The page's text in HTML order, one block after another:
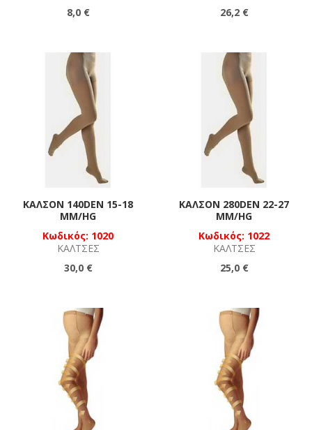
8,0 €
26,2 €
ΚΑΛΣΌΝ 140DEN 15-18
MM/HG
Κωδικός: 1020
ΚΆΛΤΣΕΣ
30,0 €
ΚΑΛΣΌΝ 280DEN 22-27
MM/HG
Κωδικός: 1022
ΚΆΛΤΣΕΣ
25,0 €